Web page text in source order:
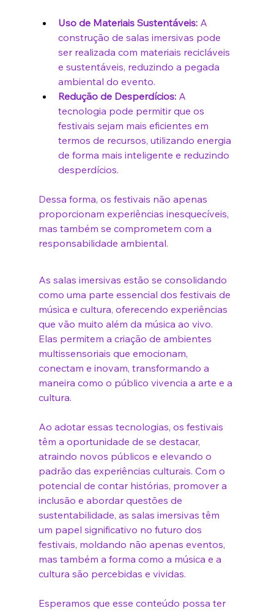
Uso de Materiais Sustentáveis: A
construção de salas imersivas pode
ser realizada com materiais recicláveis
e sustentáveis, reduzindo a pegada
ambiental do evento.
Redução de Desperdícios: A
tecnologia pode permitir que os
festivais sejam mais eficientes em
termos de recursos, utilizando energia
de forma mais inteligente e reduzindo
desperdícios.
Dessa forma, os festivais não apenas
proporcionam experiências inesquecíveis,
mas também se comprometem com a
responsabilidade ambiental.
As salas imersivas estão se consolidando
como uma parte essencial dos festivais de
música e cultura, oferecendo experiências
que vão muito além da música ao vivo.
Elas permitem a criação de ambientes
multissensoriais que emocionam,
conectam e inovam, transformando a
maneira como o público vivencia a arte e a
cultura.
Ao adotar essas tecnologias, os festivais
têm a oportunidade de se destacar,
atraindo novos públicos e elevando o
padrão das experiências culturais. Com o
potencial de contar histórias, promover a
inclusão e abordar questões de
sustentabilidade, as salas imersivas têm
um papel significativo no futuro dos
festivais, moldando não apenas eventos,
mas também a forma como a música e a
cultura são percebidas e vividas.
Esperamos que esse conteúdo possa ter